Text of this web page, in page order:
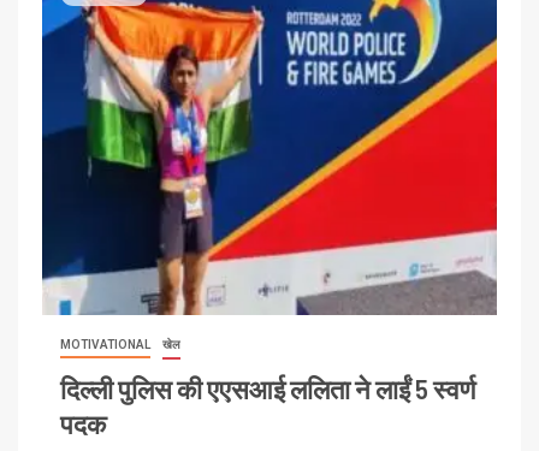
MOTIVATIONAL खेल
दिल्ली पुलिस की एएसआई ललिता ने लाईं 5 स्वर्ण
पदक